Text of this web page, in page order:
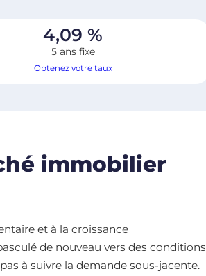
4,09 %
5 ans fixe
Obtenez votre taux
immobilier
et à la croissance
de nouveau vers des conditions
à suivre la demande sous-jacente.